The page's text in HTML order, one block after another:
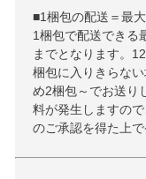
■1梱包の配送＝最
1梱包で配送できる
までとなります。
梱包に入りきらな
め2梱包～でお送り
料が発生しますの
のご承認を得た上で